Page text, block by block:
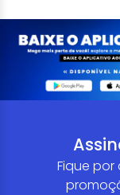
Fique